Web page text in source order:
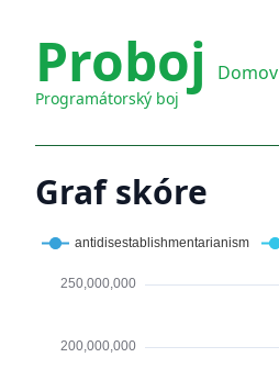
Proboj
Programátorský boj
Domov
Graf skóre